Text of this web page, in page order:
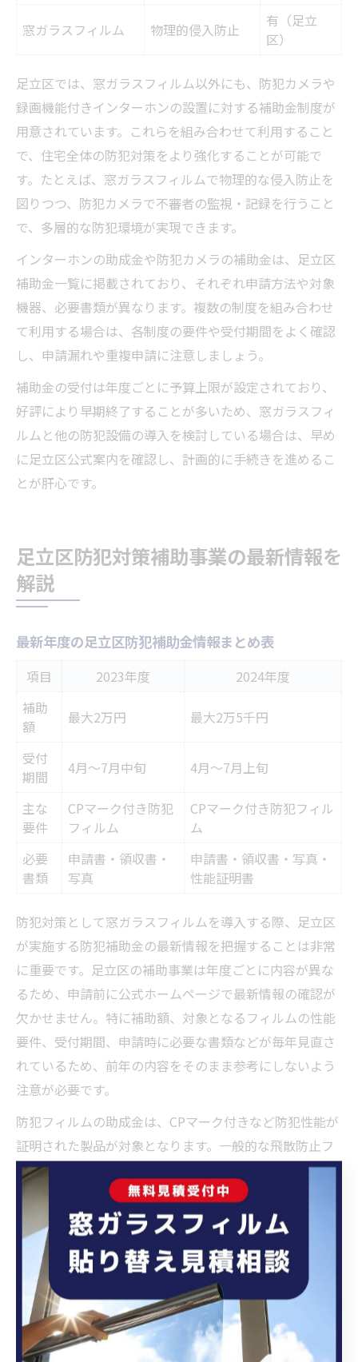
窓ガラスフィルム 物理的侵入防止
有（足立
区）
足立区では、窓ガラスフィルム以外にも、防犯カメラや
録画機能付きインターホンの設置に対する補助金制度が
用意されています。これらを組み合わせて利用すること
で、住宅全体の防犯対策をより強化することが可能で
す。たとえば、窓ガラスフィルムで物理的な侵入防止を
図りつつ、防犯カメラで不審者の監視・記録を行うこと
で、多層的な防犯環境が実現できます。
インターホンの助成金や防犯カメラの補助金は、足立区
補助金一覧に掲載されており、それぞれ申請方法や対象
機器、必要書類が異なります。複数の制度を組み合わせ
て利用する場合は、各制度の要件や受付期間をよく確認
し、申請漏れや重複申請に注意しましょう。
補助金の受付は年度ごとに予算上限が設定されており、
好評により早期終了することが多いため、窓ガラスフィ
ルムと他の防犯設備の導入を検討している場合は、早め
に足立区公式案内を確認し、計画的に手続きを進めるこ
とが肝心です。
足立区防犯対策補助事業の最新情報を
解説
最新年度の足立区防犯補助金情報まとめ表
項目 2023年度
2024年度
補助
額
最大2万円 最大2万5千円
受付
期間
4月～7月中旬 4月～7月上旬
主な
要件
CPマーク付き防犯
フィルム
CPマーク付き防犯フィル
ム
必要
書類
申請書・領収書・
写真
申請書・領収書・写真・
性能証明書
防犯対策として窓ガラスフィルムを導入する際、足立区
が実施する防犯補助金の最新情報を把握することは非常
に重要です。足立区の補助事業は年度ごとに内容が異な
るため、申請前に公式ホームページで最新情報の確認が
欠かせません。特に補助額、対象となるフィルムの性能
要件、受付期間、申請時に必要な書類などが毎年見直さ
れているため、前年の内容をそのまま参考にしないよう
注意が必要です。
防犯フィルムの助成金は、CPマーク付きなど防犯性能が
証明された製品が対象となります。一般的な飛散防止フ
ィルムとは制度が分かれており、地震対策の飛散防止工
事助成とは別事業である点も明確に区別しましょう。ま
た、補助の受付は毎年4月頃から始まり、予算がなくなり
次第終了となるため、例年7月頃には受付が締め切られ
る傾向があります。制度の人気が高く、早期終了のリス
クがあるため、最新の受付状況を常に確認することが大
切です。